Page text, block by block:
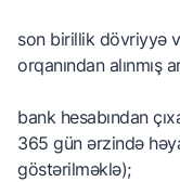
son birillik dövriyyə
orqanından alınmış
bank hesabından
365 gün ərzində
göstərilməklə);